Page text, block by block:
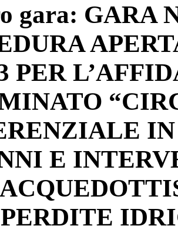
gara: GARA
PER
E